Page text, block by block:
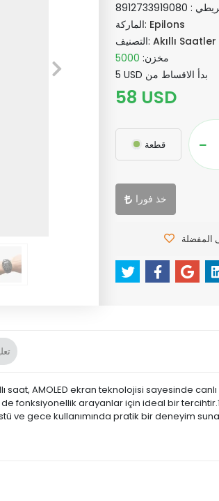
:
8912733919080
الماركة: Epilons
التصنيف:Akıllı Saatler
مخزن: 5000
5 USD بدأ الاقساط من
58 USD
قطعة
خذ فورا
المفضلة
saat, AMOLED ekran teknolojisi sayesinde
fonksiyonellik arayanlar için ideal bir
ve gece kullanımında pratik bir deneyim